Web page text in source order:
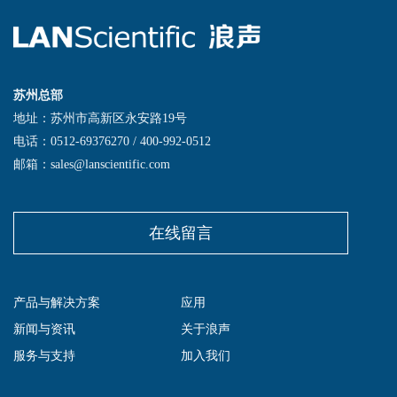
苏州总部
地址：苏州市高新区永安路19号
电话：0512-69376270 / 400-992-0512
邮箱：sales@lanscientific.com
在线留言
产品与解决方案
应用
新闻与资讯
关于浪声
服务与支持
加入我们